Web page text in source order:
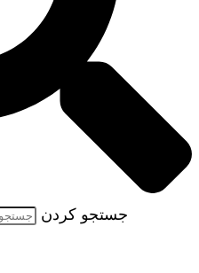
جستجو کردن